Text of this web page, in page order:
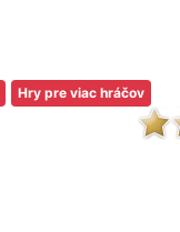
Hry pre viac hráčov